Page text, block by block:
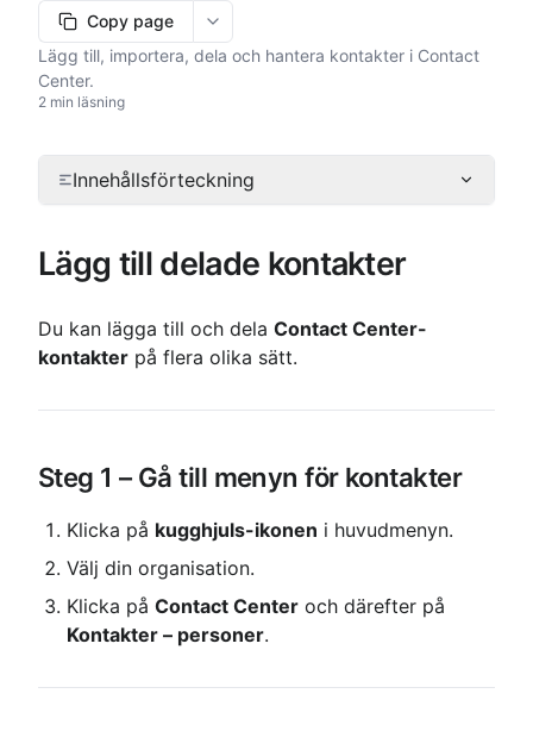
Copy page
More options
Lägg till, importera, dela och hantera kontakter i Contact
Center.
2 min läsning
Innehållsförteckning
Lägg till delade kontakter
Du kan lägga till och dela Contact Center-
kontakter på flera olika sätt.
Steg 1 – Gå till menyn för kontakter
Klicka på kugghjuls-ikonen i huvudmenyn.
Välj din organisation.
Klicka på Contact Center och därefter på
Kontakter – personer.